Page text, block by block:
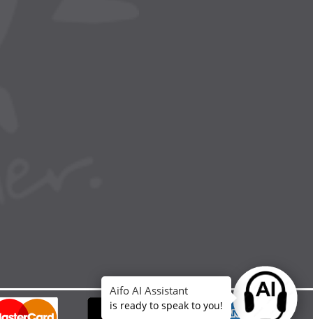
Ask
Aifo AI Assistant
is ready to speak to you!